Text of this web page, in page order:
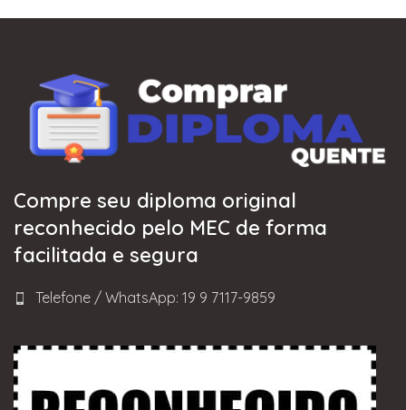
Compre seu diploma original
reconhecido pelo MEC de forma
facilitada e segura
Telefone / WhatsApp: 19 9 7117-9859